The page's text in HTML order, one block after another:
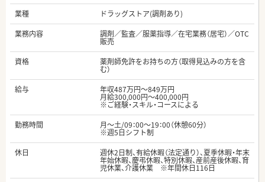
業種
ドラッグストア(調剤あり)
業務内容
調剤／監査／服薬指導／在宅業務（居宅）／OTC
販売
資格
薬剤師免許をお持ちの方（取得見込みの方を含
む）
給与
年収487万円～849万円
月給300,000円～400,000円
※ご経験・スキル・コースによる
勤務時間
月～土/09：00～19：00（休憩60分）
※週5日シフト制
休日
週休2日制、有給休暇（法定通り）、夏季休暇・年末
年始休暇、慶弔休暇、特別休暇、産前産後休暇、育
児休業、介護休業 ※年間休日116日